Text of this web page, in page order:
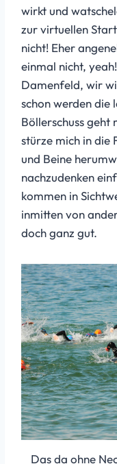
wirkt und
zur virtuellen
nicht! Eher
einmal nicht,
Damenfeld, wir
schon werden die
Böllerschuss geht
stürze mich in die
und Beine
nachzudenken
kommen in
inmitten von
doch ganz gut.
Das da ohne